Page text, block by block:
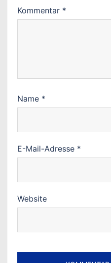
Kommentar *
Name *
E-Mail-Adresse *
Website